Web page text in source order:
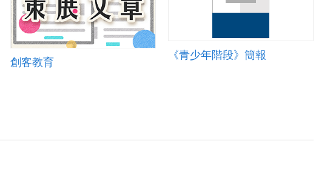
創客教育
《青少年階段》簡報